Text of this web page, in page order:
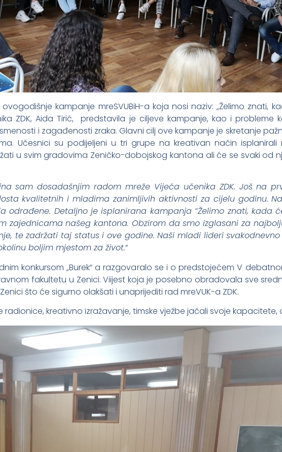
kampanje mreSVUBiH-a koja nosi naziv: „Želimo znati,
ZDK, Aida Tirić, predstavila je ciljeve kampanje, kao i
i zagađenosti zraka. Glavni cilj ove kampanje je skretanje
Učesnici su podijeljeni u tri grupe na kreativan način isplanirali
u svim gradovima Zeničko-dobojskog kantona ali će se svaki od
sam dosadašnjim radom mreže Vijeća učenika ZDK. Još na
kvalitetnih i mladima zanimljivih aktivnosti za cijelu godinu.
odrađene. Detaljno je isplanirana kampanja “Želimo znati, kada
zajednicama našeg kantona. Obzirom da smo izglasani za
te zadržati taj status i ove godine. Naši mladi lideri
boljim mjestom za život.“
konkursom „Burek“ a razgovaralo se i o predstojećem V
fakultetu u Zenici. Viijest koja je posebno obradovala sve
što će sigurno olakšati i unaprijediti rad mreVUK-a ZDK.
radionice, kreativno izražavanje, timske vježbe jačali svoje kapacitete,